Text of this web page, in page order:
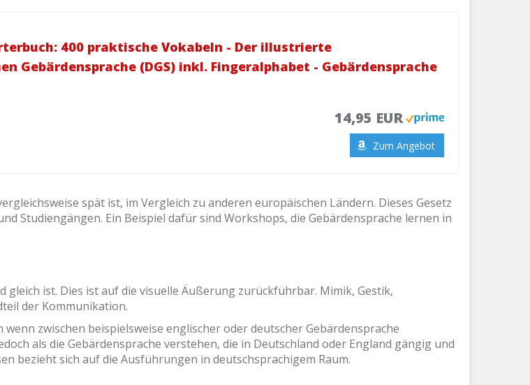
400 praktische Vokabeln - Der illustrierte
Gebärdensprache (DGS) inkl. Fingeralphabet - Gebärdensprache
14,95 EUR
Zum Angebot
spät ist, im Vergleich zu anderen europäischen Ländern. Dieses Gesetz
Studiengängen. Ein Beispiel dafür sind Workshops, die Gebärdensprache lernen in
gleich ist. Dies ist auf die visuelle Äußerung zurückführbar. Mimik, Gestik,
der Kommunikation.
zwischen beispielsweise englischer oder deutscher Gebärdensprache
als die Gebärdensprache verstehen, die in Deutschland oder England gängig und
bezieht sich auf die Ausführungen in deutschsprachigem Raum.